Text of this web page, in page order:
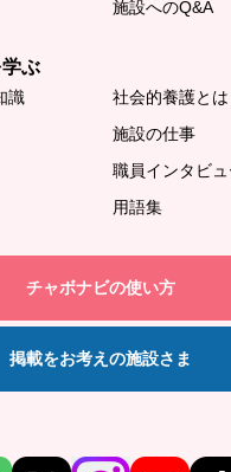
施設へのQ&A
ぶ
識
社会的養護とは
施設の仕事
職員インタビュ
用語集
チャボナビの使い方
掲載をお考えの施設さま